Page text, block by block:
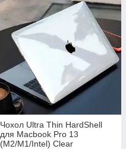
Чохол Ultra Thin HardShell
для Macbook Pro 13
(M2/M1/Intel) Clear